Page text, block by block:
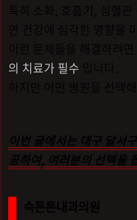
특히 소화, 호흡기, 심혈
면 건강에 심각한 영향을
이런 문제들을 해결하려면
의 치료가 필수 입니다.
하지만 어떤 병원을 선택
이번 글에서는 대구 달서
공하여, 여러분의 선택을
속튼튼내과의원